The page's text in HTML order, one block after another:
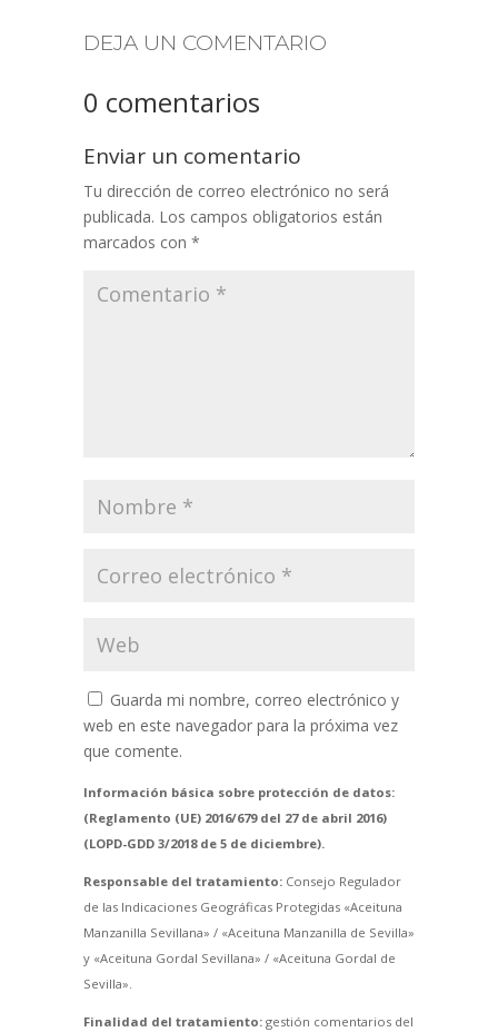
DEJA UN COMENTARIO
0 comentarios
Enviar un comentario
Tu dirección de correo electrónico no será
publicada. Los campos obligatorios están
marcados con *
Guarda mi nombre, correo electrónico y
web en este navegador para la próxima vez
que comente.
Información básica sobre protección de datos:
(Reglamento (UE) 2016/679 del 27 de abril 2016)
(LOPD-GDD 3/2018 de 5 de diciembre).
Responsable del tratamiento:Consejo Regulador
de las Indicaciones Geográficas Protegidas «Aceituna
Manzanilla Sevillana» / «Aceituna Manzanilla de Sevilla»
y «Aceituna Gordal Sevillana» / «Aceituna Gordal de
Sevilla».
Finalidad del tratamiento:gestión comentarios del